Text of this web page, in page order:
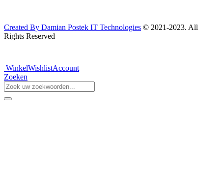
Created By Damian Postek IT Technologies © 2021-2023. All
Rights Reserved
WinkelWishlistAccount
Zoeken